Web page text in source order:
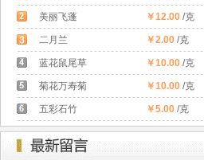
美丽飞蓬 ￥12.00/克
二月兰 ￥2.00/克
蓝花鼠尾草 ￥10.00/克
菊花万寿菊 ￥10.00/克
五彩石竹 ￥5.00/克